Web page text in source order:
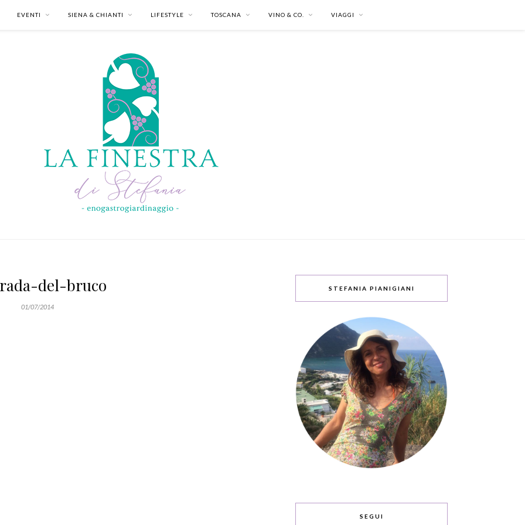
EVENTI SIENA & CHIANTI LIFESTYLE TOSCANA VINO & CO. VIAGGI
del-bruco
01/07/2014
STEFANIA PIANIGIANI
SEGUI